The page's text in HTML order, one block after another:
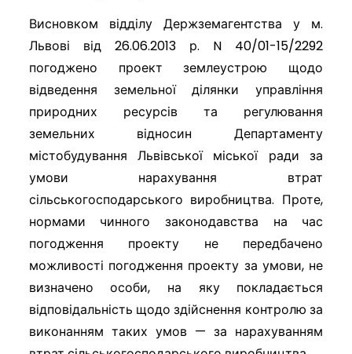
Висновком відділу Держземагентства у м.
Львові від 26.06.2013 р. N 40/01-15/2292
погоджено проект землеустрою щодо
відведення земельної ділянки управління
природних ресурсів та регулювання
земельних відносин Департаменту
містобудування Львівської міської ради за
умови нарахування втрат
сільськогосподарського виробництва. Проте,
нормами чинного законодавства на час
погодження проекту не передбачено
можливості погодження проекту за умови, не
визначено особи, на яку покладається
відповідальність щодо здійснення контролю за
виконанням таких умов — за нарахуванням